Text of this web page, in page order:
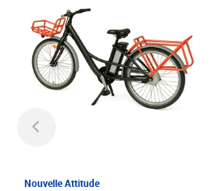
Nouvelle Attitude